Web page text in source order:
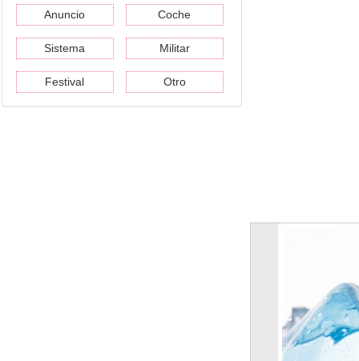
Anuncio Coche
Sistema Militar
Festival Otro